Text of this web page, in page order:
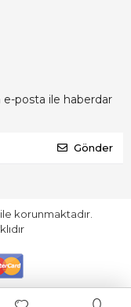
posta ile haberdar
Gönder
korunmaktadır.